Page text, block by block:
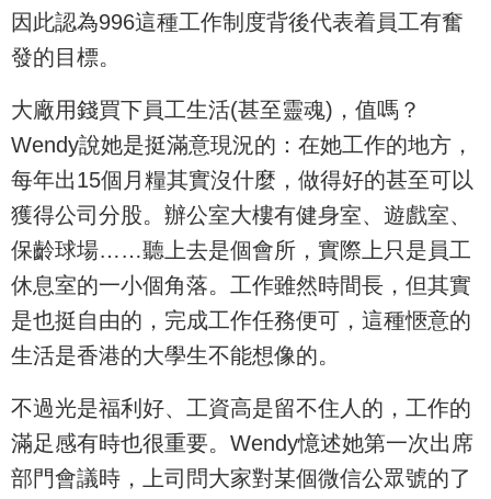
因此認為996這種工作制度背後代表着員工有奮
發的目標。
大廠用錢買下員工生活(甚至靈魂)，值嗎？
Wendy說她是挺滿意現況的：在她工作的地方，
每年出15個月糧其實沒什麼，做得好的甚至可以
獲得公司分股。辦公室大樓有健身室、遊戲室、
保齡球場……聽上去是個會所，實際上只是員工
休息室的一小個角落。工作雖然時間長，但其實
是也挺自由的，完成工作任務便可，這種愜意的
生活是香港的大學生不能想像的。
不過光是福利好、工資高是留不住人的，工作的
滿足感有時也很重要。Wendy憶述她第一次出席
部門會議時，上司問大家對某個微信公眾號的了